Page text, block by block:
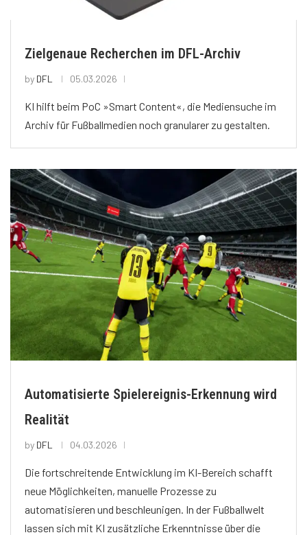
Zielgenaue Recherchen im DFL-Archiv
by DFL 05.03.2026
KI hilft beim PoC »Smart Content«, die Mediensuche im
Archiv für Fußballmedien noch granularer zu gestalten.
Automatisierte Spielereignis-Erkennung wird
Realität
by DFL 04.03.2026
Die fortschreitende Entwicklung im KI-Bereich schafft
neue Möglichkeiten, manuelle Prozesse zu
automatisieren und beschleunigen. In der Fußballwelt
lassen sich mit KI zusätzliche Erkenntnisse über die